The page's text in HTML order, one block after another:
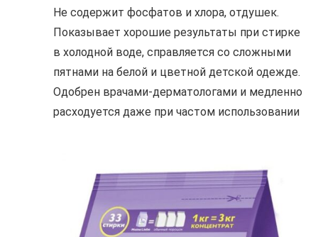
Не содержит фосфатов и хлора, отдушек.
Показывает хорошие результаты при стирке
в холодной воде, справляется со сложными
пятнами на белой и цветной детской одежде.
Одобрен врачами-дерматологами и медленно
расходуется даже при частом использовании